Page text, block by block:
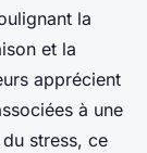
la
et la
apprécient
à une
stress, ce